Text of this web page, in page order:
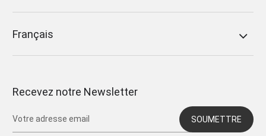
Français
Recevez notre Newsletter
SOUMETTRE